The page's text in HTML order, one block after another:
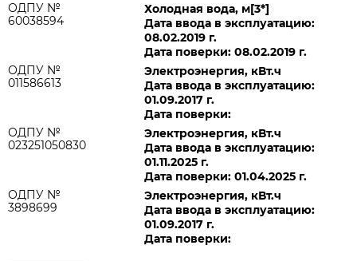
ОДПУ №
60038594
Холодная вода, м[3*]
Дата ввода в эксплуатацию:
08.02.2019 г.
Дата поверки: 08.02.2019 г.
ОДПУ №
011586613
Электроэнергия, кВт.ч
Дата ввода в эксплуатацию:
01.09.2017 г.
Дата поверки:
ОДПУ №
023251050830
Электроэнергия, кВт.ч
Дата ввода в эксплуатацию:
01.11.2025 г.
Дата поверки: 01.04.2025 г.
ОДПУ №
3898699
Электроэнергия, кВт.ч
Дата ввода в эксплуатацию:
01.09.2017 г.
Дата поверки: